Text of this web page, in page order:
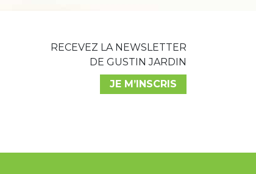
RECEVEZ LA NEWSLETTER
DE GUSTIN JARDIN
JE M’INSCRIS